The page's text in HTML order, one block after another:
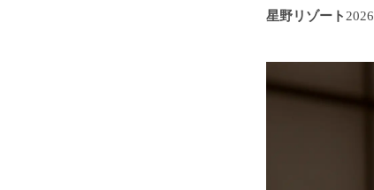
星野リゾート